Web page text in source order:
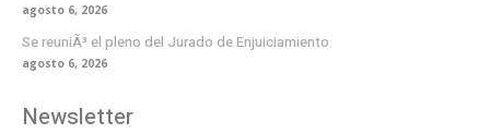
agosto 6, 2026
Se reuniÃ³ el pleno del Jurado de Enjuiciamiento
agosto 6, 2026
Newsletter